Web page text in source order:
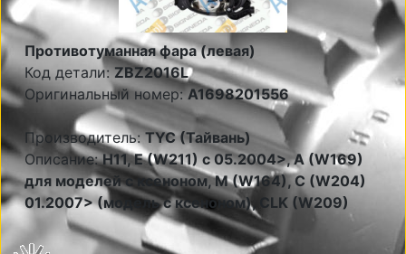
Противотуманная фара (левая)
Код детали:ZBZ2016L
Оригинальный номер:A1698201556
Производитель:TYC (Тайвань)
Описание:Н11, E (W211) c 05.2004>, A (W169)
для моделей с ксеноном, M (W164), C (W204)
01.2007> (модель с ксеноном), CLK (W209)